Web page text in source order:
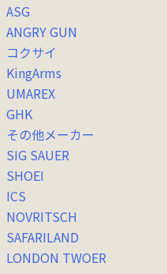
ASG
ANGRY GUN
コクサイ
KingArms
UMAREX
GHK
その他メーカー
SIG SAUER
SHOEI
ICS
NOVRITSCH
SAFARILAND
LONDON TWOER